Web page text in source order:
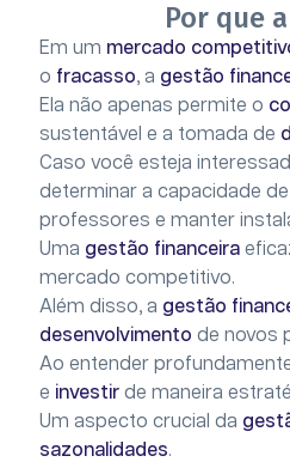
Por que
Em um mercado
o fracasso, a gestão
Ela não apenas permite o
sustentável e a tomada de
Caso você esteja
determinar a capacidade
professores e manter
Uma gestão financeira
mercado competitivo.
Além disso, a gestão
desenvolvimento de novos
Ao entender
e investir de maneira
Um aspecto crucial da
sazonalidades.